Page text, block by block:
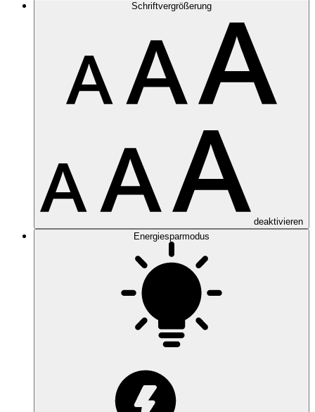
Schriftvergrößerung
deaktivieren
Energiesparmodus